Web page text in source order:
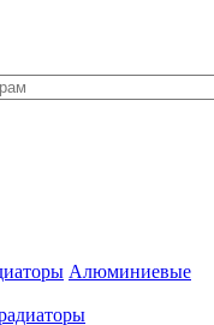
Алюминиевые